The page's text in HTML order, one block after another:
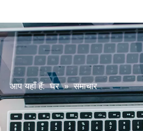
आप यहाँ हैं: घर » समाचार